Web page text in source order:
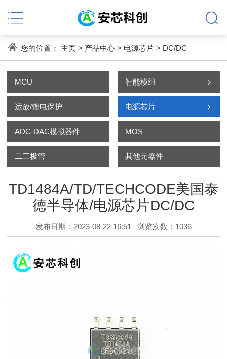
您的位置： 主页> 产品中心> 电源芯片> DC/DC
MCU 智能模组
运放/锂电保护 电源芯片
ADC-DAC模拟器件 MOS
二三极管 其他元器件
TD1484A/TD/TECHCODE美国泰
德半导体/电源芯片DC/DC
发布日期：2023-08-22 16:51 浏览次数： 1036